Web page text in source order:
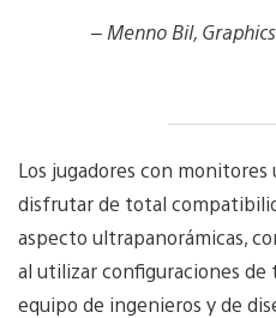
– Menno Bil,
Los jugadores con
disfrutar de total
aspecto ultrapanorámicas,
al utilizar configuraciones
equipo de ingenieros y de